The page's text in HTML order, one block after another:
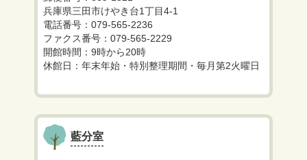
兵庫県三田市けやき台1丁目4-1
電話番号：079-565-2236
ファクス番号：079-565-2229
開館時間：9時から20時
休館日：年末年始・特別整理期間・毎月第2火曜日
藍分室